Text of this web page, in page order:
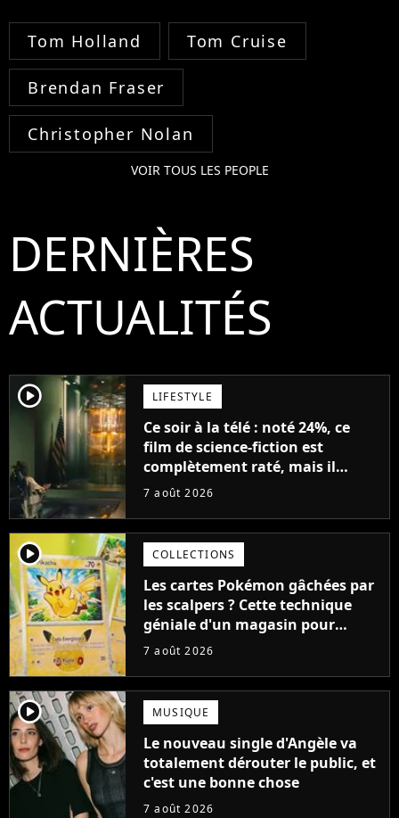
Tom Holland Tom Cruise
Brendan Fraser
Christopher Nolan
VOIR TOUS LES PEOPLE
DERNIÈRES
ACTUALITÉS
player2 LIFESTYLE
Ce soir à la télé : noté 24%, ce
film de science-fiction est
complètement raté, mais il
aurait pu être encore pire à
7 août 2026
player2 COLLECTIONS
Les cartes Pokémon gâchées par
les scalpers ? Cette technique
géniale d'un magasin pour
ruiner les revendeurs
7 août 2026
player2 MUSIQUE
Le nouveau single d'Angèle va
totalement dérouter le public, et
c'est une bonne chose
7 août 2026